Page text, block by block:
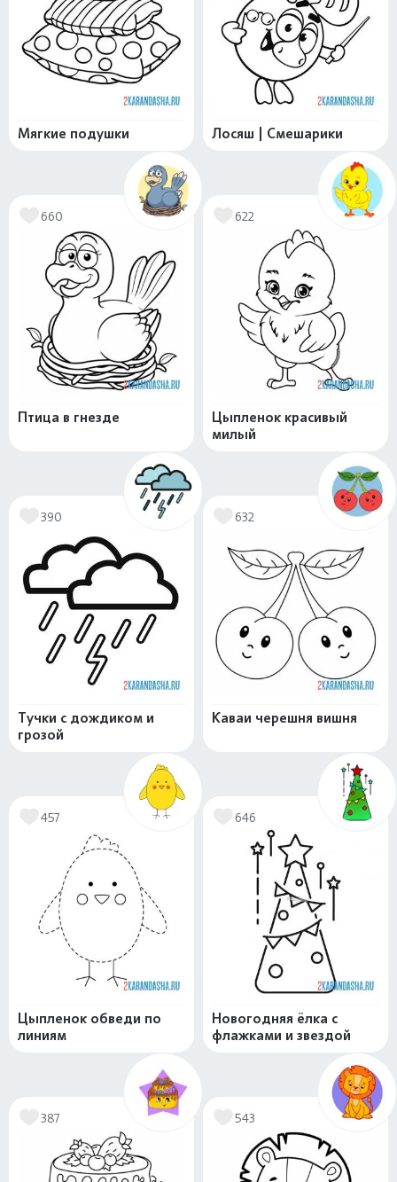
Мягкие подушки Лосяш | Смешарики
660
Птица в гнезде
622
Цыпленок красивый
милый
390
Тучки с дождиком и
грозой
632
Каваи черешня вишня
457
Цыпленок обведи по
линиям
646
Новогодняя ёлка с
флажками и звездой
387 543